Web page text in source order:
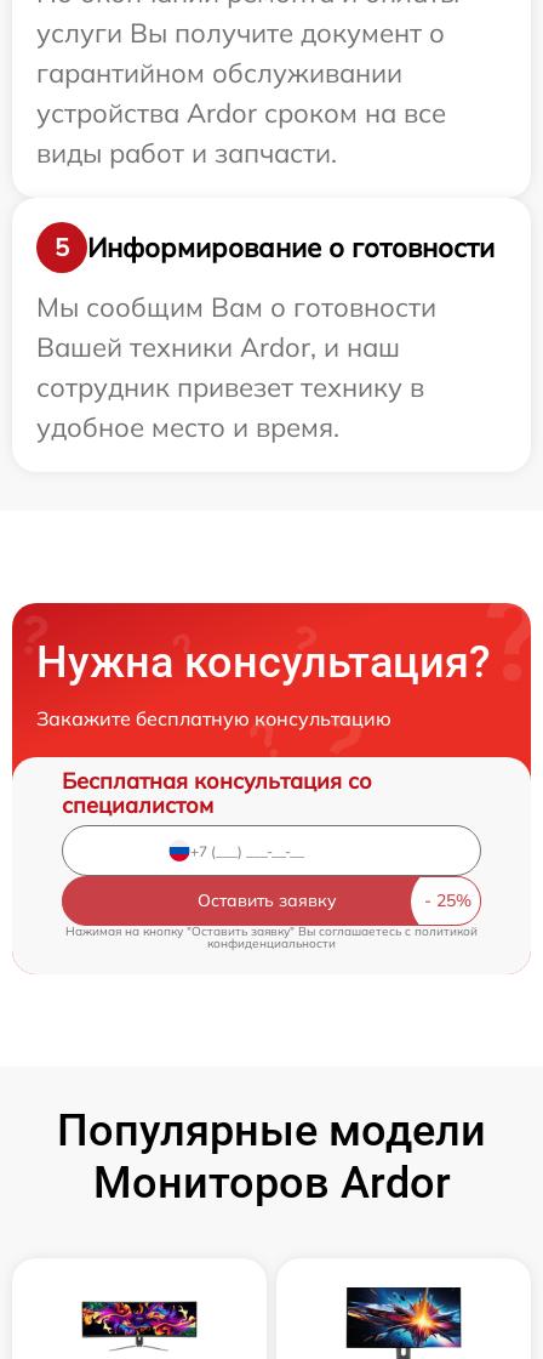
услуги Вы получите документ о
гарантийном обслуживании
устройства Ardor сроком на все
виды работ и запчасти.
5
Информирование о готовности
Мы сообщим Вам о готовности
Вашей техники Ardor, и наш
сотрудник привезет технику в
удобное место и время.
Нужна консультация?
Закажите бесплатную консультацию
Бесплатная консультация со
специалистом
Оставить заявку
Нажимая на кнопку "Оставить заявку" Вы соглашаетесь c политикой
конфиденциальности
Популярные модели
Мониторов Ardor